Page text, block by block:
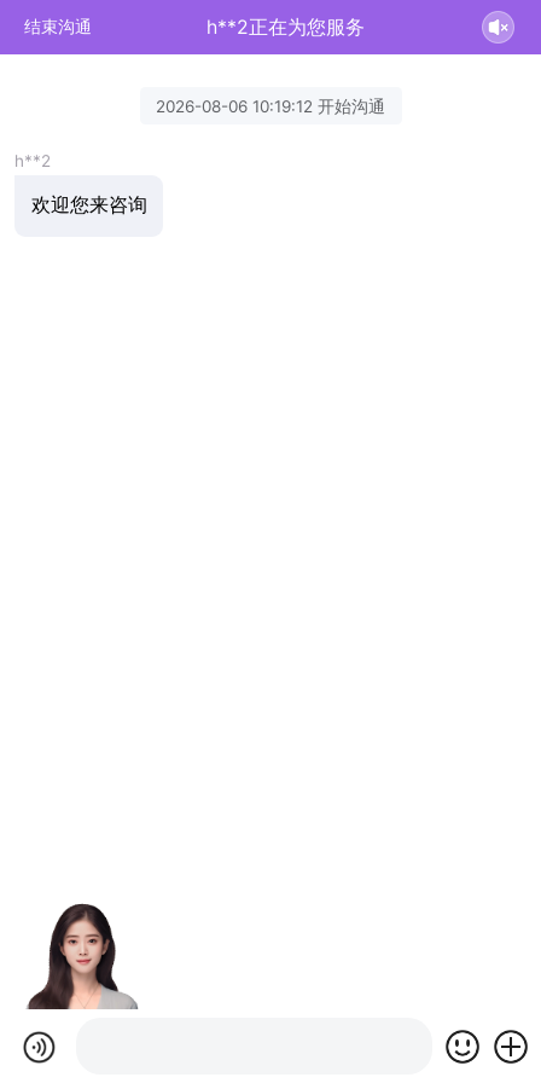
结束沟通 h**2正在为您服务
2026-08-06 10:19:12 开始沟通
h**2
欢迎您来咨询